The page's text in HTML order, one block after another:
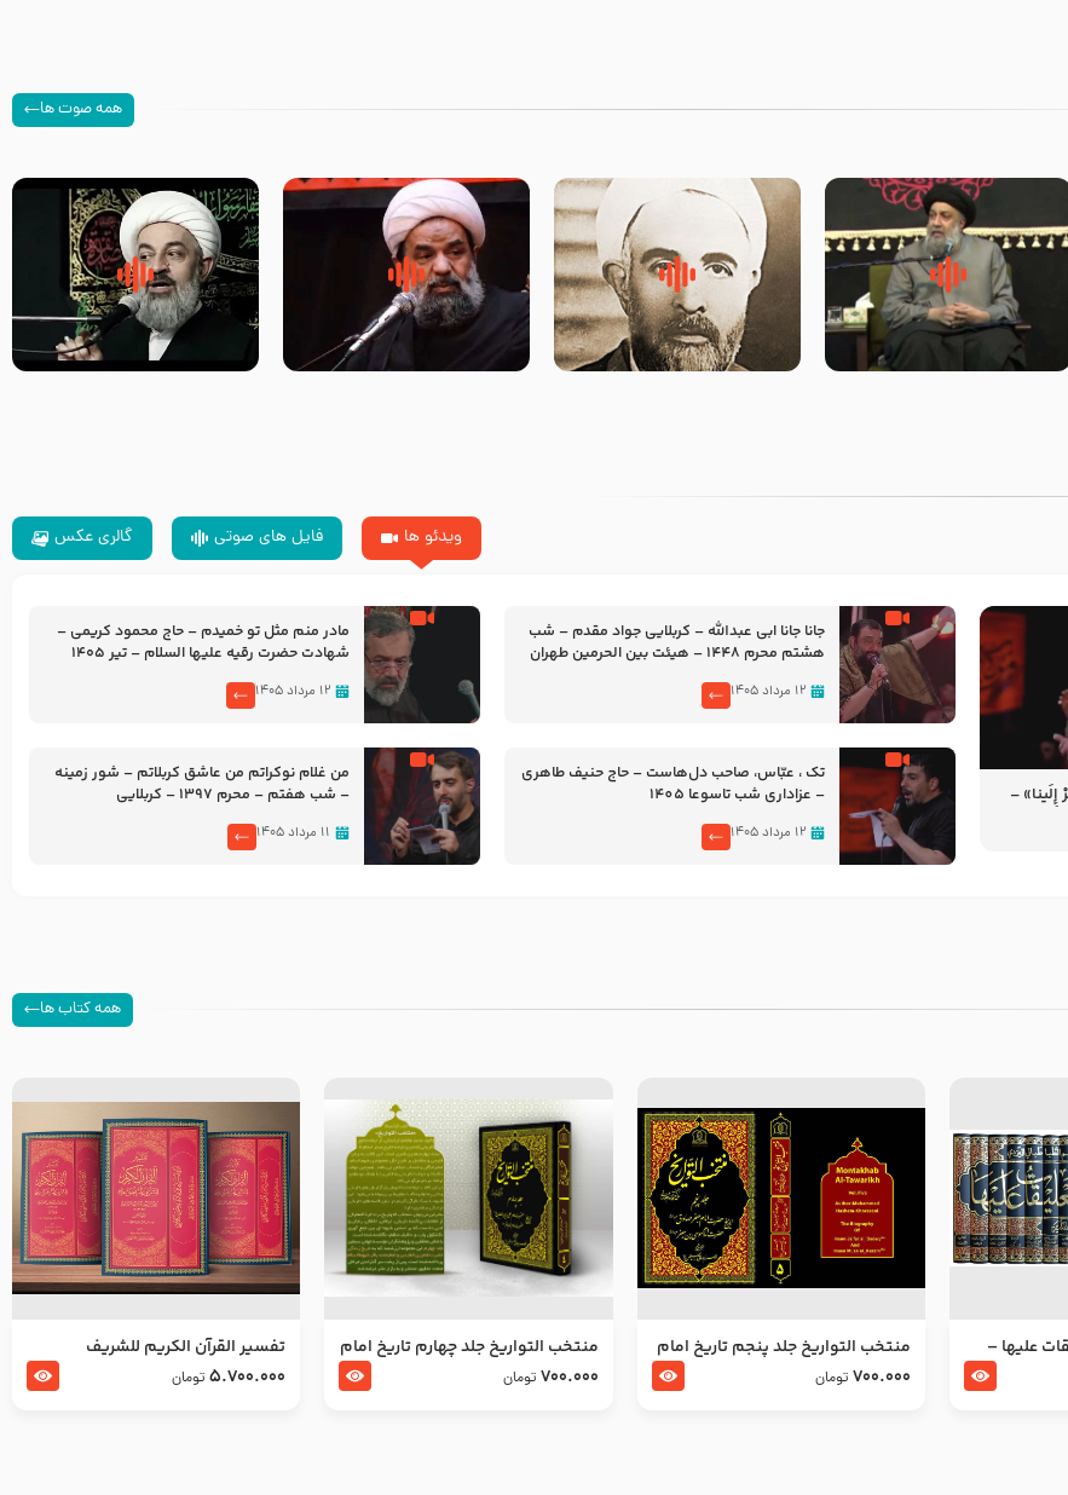
همه صوت ها
لقب حضرت رقیه سلام الله علیها
به چه معناست – حجت الاسلام
روضه‌ی مجلس یزید ملعون و
اسارت اهل‌بیت علیهم‌السلام –
سلام جوانی که امام حسین علیه
السلام خودش جوابش را دادند
زیارتی که اسباب رزق زیاد و عمر
طولانی است حجت السلام حسین
ویدئو ها فایل های صوتی گالری عکس
–
جانا جانا ابی عبدالله – کربلایی جواد مقدم – شب
هشتم محرم 1448 – هیئت بین الحرمین طهران
۱۲ مرداد ۱۴۰۵
مادر منم مثل تو خمیدم – حاج محمود کریمی –
شهادت حضرت رقیه علیها السلام – تیر ۱۴۰۵
۱۲ مرداد ۱۴۰۵
تک ، عبّاس، صاحب دل‌هاست – حاج حنیف طاهری
– عزاداری شب تاسوعا 1405
۱۲ مرداد ۱۴۰۵
من غلام نوکراتم من عاشق کربلاتم – شور زمینه
– شب هفتم – محرم 1397 – کربلایی
۱۱ مرداد ۱۴۰۵
همه کتاب ها
عليها –
منتخب التواریخ جلد پنجم تاریخ امام
جعفر صادق و امام موسی بن جعفر
700.000 تومان
منتخب التواریخ جلد چهارم تاریخ امام
زین العابدین و امام محمد باقر
700.000 تومان
تفسير القرآن الكريم للشريف
المرتضي قدس سرّه
5.700.000 تومان